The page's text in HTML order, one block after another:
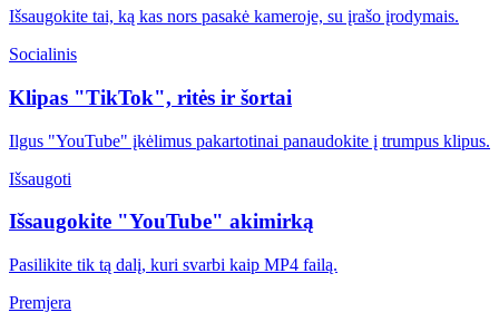
Išsaugokite tai, ką kas nors pasakė kameroje, su įrašo įrodymais.
Socialinis
Klipas "TikTok", ritės ir šortai
Ilgus "YouTube" įkėlimus pakartotinai panaudokite į trumpus klipus.
Išsaugoti
Išsaugokite "YouTube" akimirką
Pasilikite tik tą dalį, kuri svarbi kaip MP4 failą.
Premjera